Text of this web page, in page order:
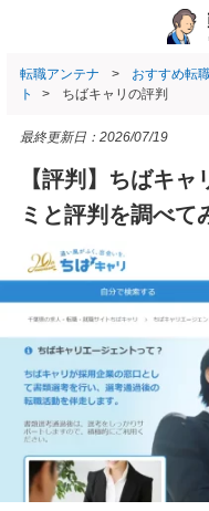
転職アンテナ おすすめ転
ト
ちばキャリの評判
最終更新日： 2026/07/19
【評判】ちばキ
ミと評判を調べて